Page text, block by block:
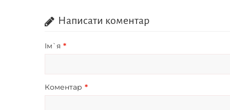
Написати коментар
Iм`я
Коментар